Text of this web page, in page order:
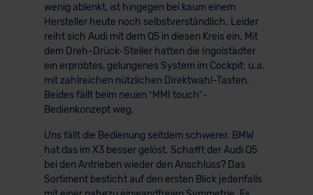
wenig ablenkt, ist hingegen bei kaum einem
Hersteller heute noch selbstverständlich. Leider
reiht sich Audi mit dem Q5 in diesen Kreis ein. Mit
dem Dreh-Drück-Steller hatten die Ingolstädter
ein erprobtes, gelungenes System im Cockpit: u.a.
mit zahlreichen nützlichen Direktwahl-Tasten.
Beides fällt beim neuen “MMI touch”-
Bedienkonzept weg.
Uns fällt die Bedienung seitdem schwerer. BMW
hat das im X3 besser gelöst. Schafft der Audi Q5
bei den Antrieben wieder den Anschluss? Das
Sortiment besticht auf den ersten Blick jedenfalls